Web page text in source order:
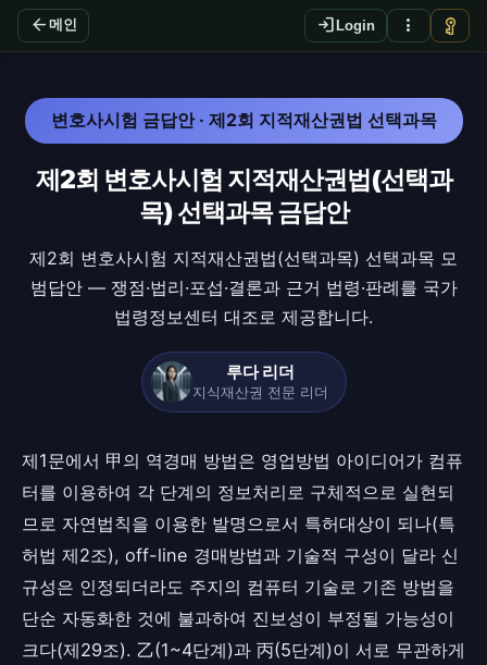
arrow_back 메인 login Login more_vert vpn_key
변호사시험 금답안 · 제2회 지적재산권법 선택과목
제2회 변호사시험 지적재산권법(선택과
목) 선택과목 금답안
제2회 변호사시험 지적재산권법(선택과목) 선택과목 모
범답안 — 쟁점·법리·포섭·결론과 근거 법령·판례를 국가
법령정보센터 대조로 제공합니다.
루다 리더
지식재산권 전문 리더
제1문에서 甲의 역경매 방법은 영업방법 아이디어가 컴퓨
터를 이용하여 각 단계의 정보처리로 구체적으로 실현되
므로 자연법칙을 이용한 발명으로서 특허대상이 되나(특
허법 제2조), off-line 경매방법과 기술적 구성이 달라 신
규성은 인정되더라도 주지의 컴퓨터 기술로 기존 방법을
단순 자동화한 것에 불과하여 진보성이 부정될 가능성이
크다(제29조). 乙(1~4단계)과 丙(5단계)이 서로 무관하게